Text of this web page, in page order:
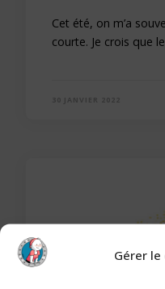
Gérer
Cet été, on m’a
courte. Je crois que